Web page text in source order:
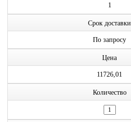
1
Срок доставки
По запросу
Цена
11726,01
Количество